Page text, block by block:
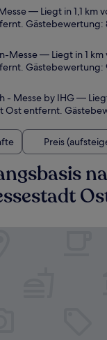
— Liegt in 1,1 km
Messe— Liegt in 1 km
- Messe by IHG—
Ost entfernt.
Preis